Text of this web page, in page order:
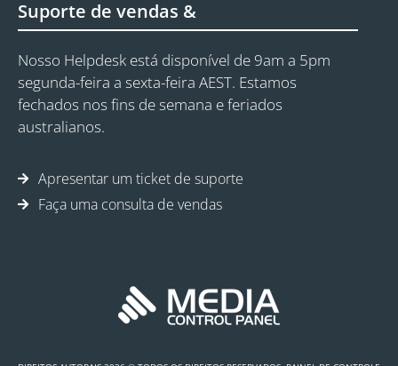
Suporte de vendas &
Nosso Helpdesk está disponível de 9am a 5pm
segunda-feira a sexta-feira AEST. Estamos
fechados nos fins de semana e feriados
australianos.
Apresentar um ticket de suporte
Faça uma consulta de vendas